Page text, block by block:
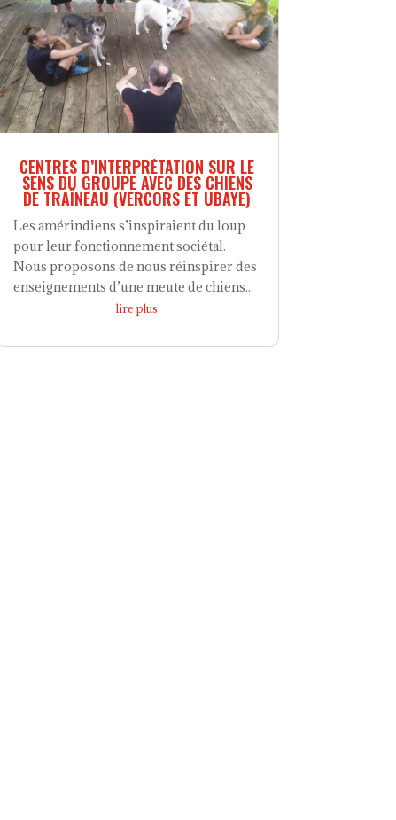
CENTRES D’INTERPRÉTATION SUR LE
SENS DU GROUPE AVEC DES CHIENS
DE TRAÎNEAU (VERCORS ET UBAYE)
Les amérindiens s’inspiraient du loup
pour leur fonctionnement sociétal.
Nous proposons de nous réinspirer des
enseignements d’une meute de chiens...
lire plus